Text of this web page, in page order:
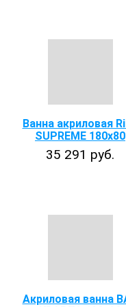
Ванна акриловая
SUPREME 180x80
35 291 руб.
Акриловая ванна